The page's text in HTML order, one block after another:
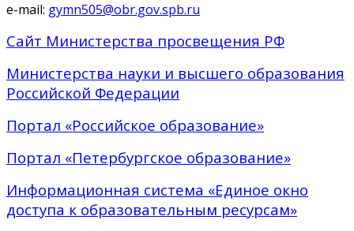
e-mail: gymn505@obr.gov.spb.ru
Сайт Министерства просвещения РФ
Министерства науки и высшего образования
Российской Федерации
Портал «Российское образование»
Портал «Петербургское образование»
Информационная система «Единое окно
доступа к образовательным ресурсам»